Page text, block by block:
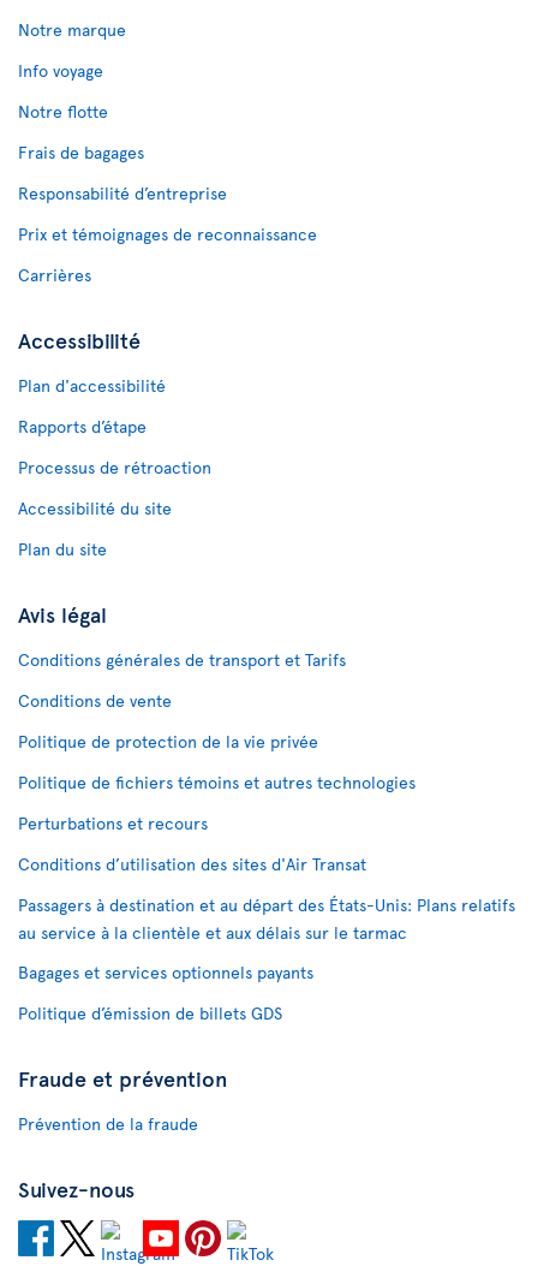
Notre marque
Info voyage
Notre flotte
Frais de bagages
Responsabilité d’entreprise
Prix et témoignages de reconnaissance
Carrières
Accessibilité
Plan d'accessibilité
Rapports d’étape
Processus de rétroaction
Accessibilité du site
Plan du site
Avis légal
Conditions générales de transport et Tarifs
Conditions de vente
Politique de protection de la vie privée
Politique de fichiers témoins et autres technologies
Perturbations et recours
Conditions d’utilisation des sites d'Air Transat
Passagers à destination et au départ des États-Unis: Plans relatifs
au service à la clientèle et aux délais sur le tarmac
Bagages et services optionnels payants
Politique d’émission de billets GDS
Fraude et prévention
Prévention de la fraude
Suivez-nous